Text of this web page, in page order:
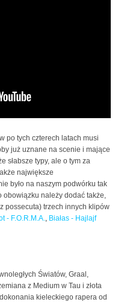
po tych czterech latach musi
już uznane na scenie i mające
słabsze typy, ale o tym za
największe
było na naszym podwórku tak
obowiązku należy dodać także,
possecuta) trzech innych klipów
- F.O.R.M.A., Białas - Hajlajf
Światów, Graal,
z Medium w Tau i złota
kieleckiego rapera od